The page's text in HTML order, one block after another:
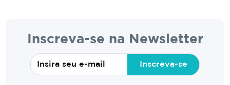
Inscreva-se na Newsletter
Inscreva-se